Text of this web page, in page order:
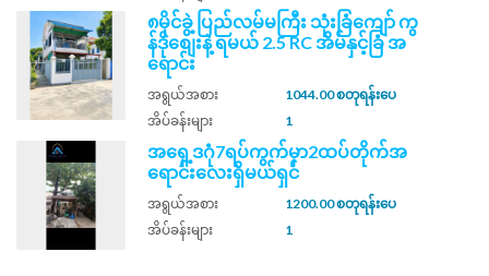
၈မိုင်ခွဲ့ ပြည်လမ်မကြီး သုံးခြံကျော် ကွ
န်ဒိုစျေးနဲ့ ရမယ် 2.5 RC အိမ်နှင့်ခြံ အ
ရောင်း
အရွယ်အစား
1044.00 စတုရန်းပေ
အိပ်ခန်းများ
1
အရှေ့ဒဂုံ7ရပ်ကွက်မှာ2ထပ်တိုက်အ
ရောင်းလေးရှိမယ်ရှင်
အရွယ်အစား
1200.00 စတုရန်းပေ
အိပ်ခန်းများ
1